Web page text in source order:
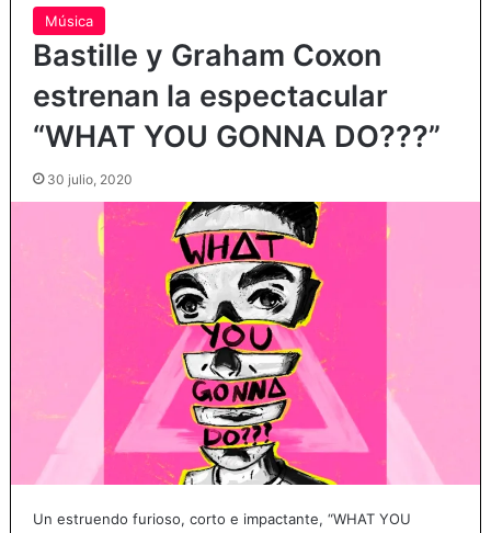
Música
Bastille y Graham Coxon
estrenan la espectacular
“WHAT YOU GONNA DO???”
30 julio, 2020
Un estruendo furioso, corto e impactante, “WHAT YOU